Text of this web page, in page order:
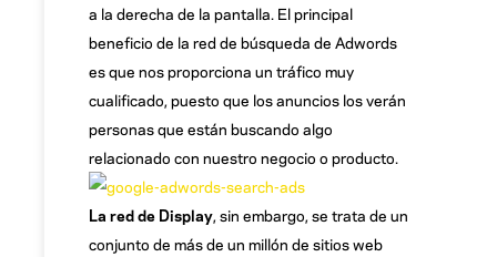
a la derecha de la pantalla. El principal
beneficio de la red de búsqueda de Adwords
es que nos proporciona un tráfico muy
cualificado, puesto que los anuncios los verán
personas que están buscando algo
relacionado con nuestro negocio o producto.
La red de Display, sin embargo,se trata de un
conjunto de más de un millón de sitios web